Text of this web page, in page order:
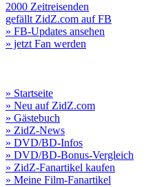
2000 Zeitreisenden
gefällt ZidZ.com auf FB
» FB-Updates ansehen
» jetzt Fan werden
» Startseite
» Neu auf ZidZ.com
» Gästebuch
» ZidZ-News
» DVD/BD-Infos
» DVD/BD-Bonus-Vergleich
» ZidZ-Fanartikel kaufen
» Meine Film-Fanartikel